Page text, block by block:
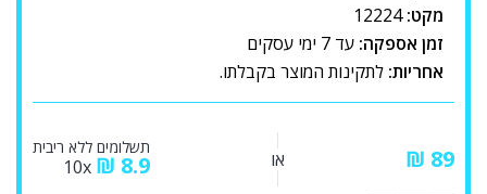
מקט:12224
זמן אספקה: עד 7 ימי עסקים
אחריות: לתקינות המוצר בקבלתו.
₪ או
תשלומים ללא ריבית
₪ 8.9